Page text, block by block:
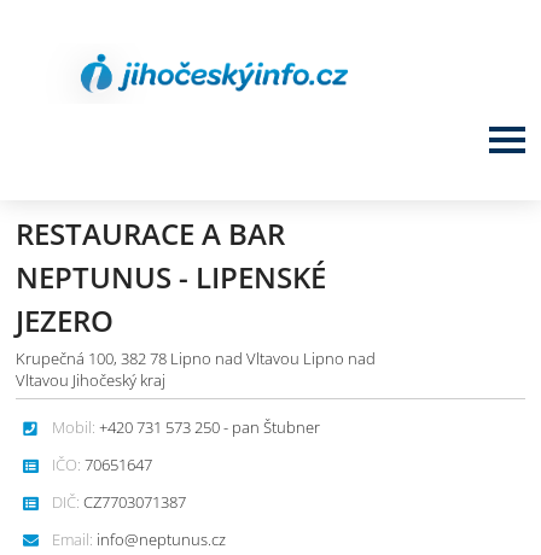
RESTAURACE A BAR
NEPTUNUS - LIPENSKÉ
JEZERO
Krupečná 100, 382 78 Lipno nad Vltavou Lipno nad
Vltavou Jihočeský kraj
Mobil: +420 731 573 250 - pan Štubner
IČO: 70651647
DIČ: CZ7703071387
Email: info@neptunus.cz